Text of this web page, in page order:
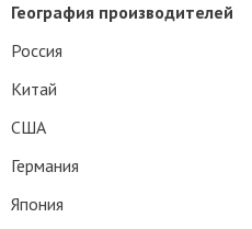
География производителей
Россия
Китай
США
Германия
Япония